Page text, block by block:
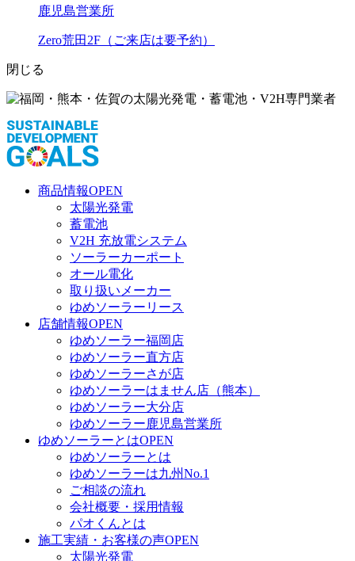
鹿児島営業所
Zero荒田2F（ご来店は要予約）
閉じる
商品情報OPEN
太陽光発電
蓄電池
V2H 充放電システム
ソーラーカーポート
オール電化
取り扱いメーカー
ゆめソーラーリース
店舗情報OPEN
ゆめソーラー福岡店
ゆめソーラー直方店
ゆめソーラーさが店
ゆめソーラーはません店（熊本）
ゆめソーラー大分店
ゆめソーラー鹿児島営業所
ゆめソーラーとはOPEN
ゆめソーラーとは
ゆめソーラーは九州No.1
ご相談の流れ
会社概要・採用情報
パオくんとは
施工実績・お客様の声OPEN
太陽光発電